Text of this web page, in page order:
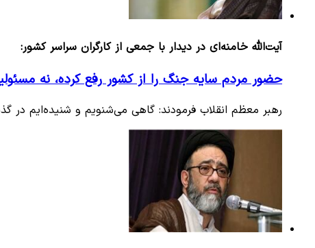
آیت‌الله خامنه‌ای در دیدار با جمعی از کارگران سراسر کشور:
حضور مردم سایه جنگ را از کشور رفع کرده، نه
رهبر معظم انقلاب فرمودند: گاهی می‌شنویم و شنیده‌ایم در